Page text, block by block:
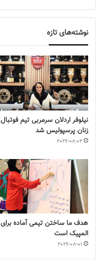
نوشته‌های تازه
نیلوفر اردلان سرمربی تیم فوتبال
زنان پرسپولیس شد
2026-08-02
هدف ما ساختن تیمی آماده برای
المپیک است
2026-08-01